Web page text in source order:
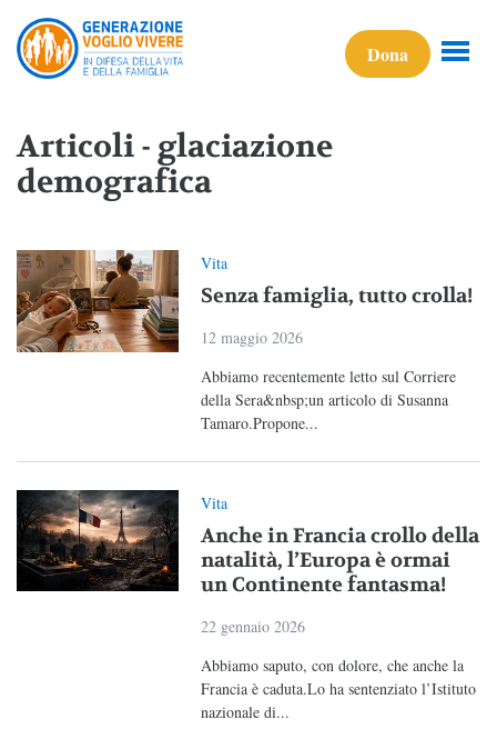
Dona
Articoli - glaciazione
demografica
Vita
Senza famiglia, tutto crolla!
12 maggio 2026
Abbiamo recentemente letto sul Corriere
della Sera&nbsp;un articolo di Susanna
Tamaro.Propone...
Vita
Anche in Francia crollo della
natalità, l’Europa è ormai
un Continente fantasma!
22 gennaio 2026
Abbiamo saputo, con dolore, che anche la
Francia è caduta.Lo ha sentenziato l’Istituto
nazionale di...